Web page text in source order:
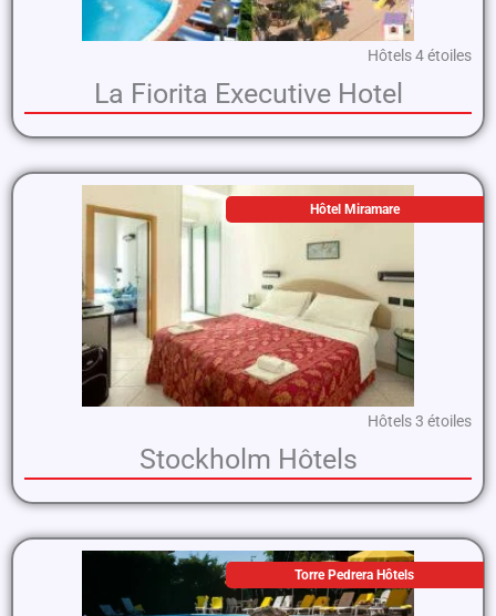
Hôtels 4 étoiles
La Fiorita Executive Hotel
Hôtel Miramare
Hôtels 3 étoiles
Stockholm Hôtels
Torre Pedrera Hôtels